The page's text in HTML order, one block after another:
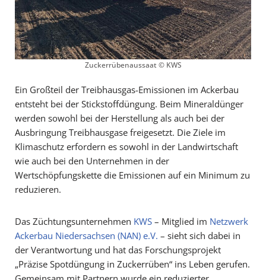
Zuckerrübenaussaat © KWS
Ein Großteil der Treibhausgas-Emissionen im Ackerbau
entsteht bei der Stickstoffdüngung. Beim Mineraldünger
werden sowohl bei der Herstellung als auch bei der
Ausbringung Treibhausgase freigesetzt. Die Ziele im
Klimaschutz erfordern es sowohl in der Landwirtschaft
wie auch bei den Unternehmen in der
Wertschöpfungskette die Emissionen auf ein Minimum zu
reduzieren.
Das Züchtungsunternehmen KWS – Mitglied im Netzwerk
Ackerbau Niedersachsen (NAN) e.V. – sieht sich dabei in
der Verantwortung und hat das Forschungsprojekt
„Präzise Spotdüngung in Zuckerrüben“ ins Leben gerufen.